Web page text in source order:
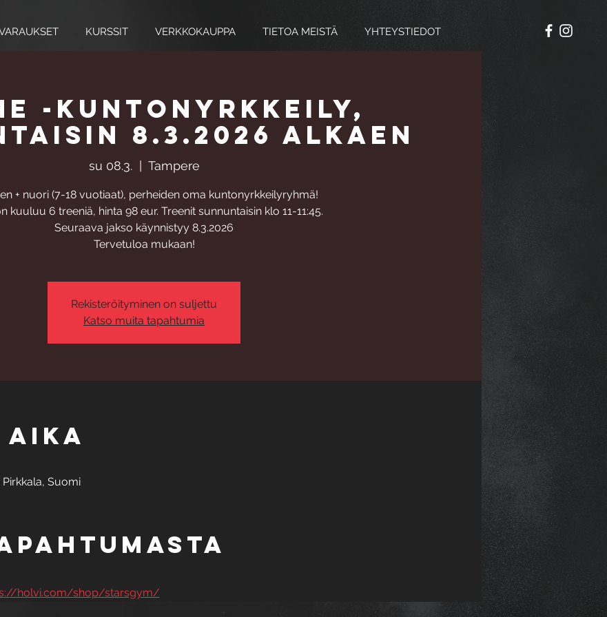
KURSSIT VERKKOKAUPPA TIETOA MEISTÄ YHTEYSTIEDOT
-kuntonyrkkeily,
8.3.2026 alkaen
su 08.3.
  |
Tampere
+ nuori (7-18 vuotiaat), perheiden oma kuntonyrkkeilyryhmä!
kuuluu 6 treeniä, hinta 98 eur. Treenit sunnuntaisin klo 11-11:45.
Seuraava jakso käynnistyy 8.3.2026
Tervetuloa mukaan!
Rekisteröityminen on suljettu
Katso muita tapahtumia
aika
Suomi
holvi.com/shop/starsgym/